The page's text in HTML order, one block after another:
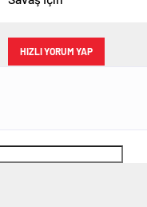
HIZLI YORUM YAP